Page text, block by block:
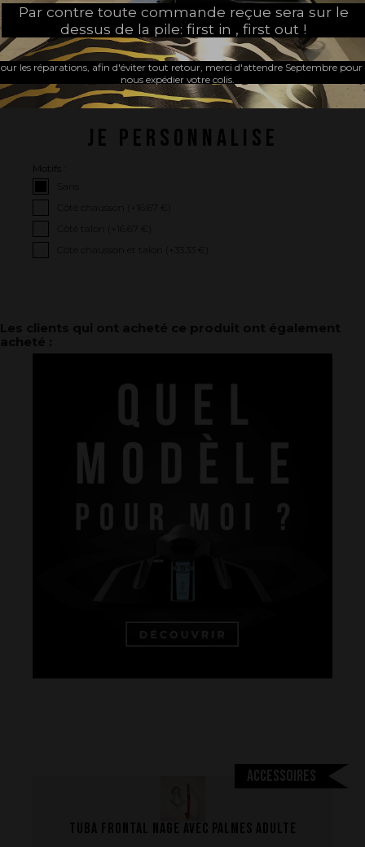
La performance
Réparations de vos palmes Breier
JE CHOISIS MON CHAUSSON
Choisissez votre marque de
chausson :
Choisissez votre pointure :
JE PERSONNALISE
Motifs :
Côté chausson (+
16.67 €
Côté talon (+
16.67 €
Côté chausson et talon (+
33.33 €
Accessoires
Tuba frontal nage avec palmes adulte
Par contre toute commande reçue sera sur le
dessus de la pile: first in , first out !
les réparations, afin d'éviter tout retour, merci d'attendre Septembre pour
nous expédier votre colis.